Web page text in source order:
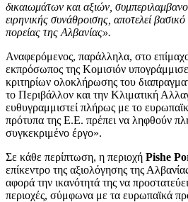
δικαιωμάτων και αξιών,
ειρηνικής συνάθροισης, αποτελεί
πορείας της Αλβανίας».
Αναφερόμενος, παράλληλα, στο
εκπρόσωπος της Κομισιόν
κριτηρίων ολοκλήρωσης του
το Περιβάλλον και την Κλιματική
ευθυγραμμιστεί πλήρως με το
πρότυπα της Ε.Ε. πρέπει να ληφθούν
συγκεκριμένο έργο».
Σε κάθε περίπτωση, η περιοχή Pishe
επίκεντρο της αξιολόγησης της
αφορά την ικανότητά της να
περιοχές, σύμφωνα με τα ευρωπαϊκά